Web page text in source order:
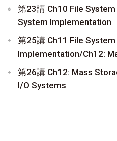
第23講 Ch10 File
System Implementation
第25講 Ch11 File System
Implementation/Ch12:
第26講 Ch12: Mass
I/O Systems